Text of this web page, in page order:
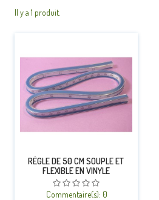
Il y a 1 produit.
RÈGLE DE 50 CM SOUPLE ET
FLEXIBLE EN VINYLE
Commentaire(s): 0